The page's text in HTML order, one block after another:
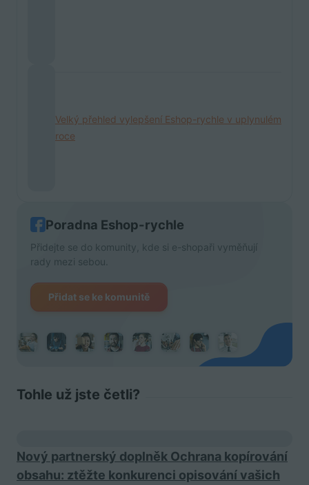
Velký přehled vylepšení Eshop-rychle v uplynulém
roce
Poradna Eshop-rychle
Přidejte se do komunity, kde si e-shopaři vyměňují
rady mezi sebou.
Přidat se ke komunitě
Tohle už jste četli?
Nový partnerský doplněk Ochrana kopírování
obsahu: ztěžte konkurenci opisování vašich